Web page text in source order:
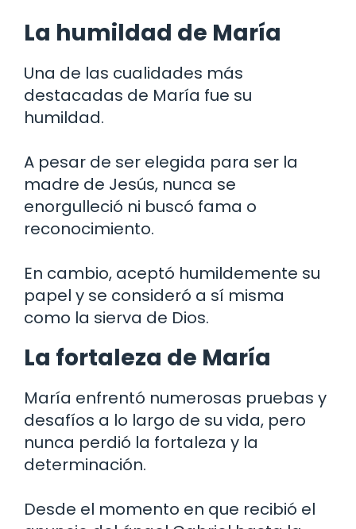
La humildad de María
Una de las cualidades más
destacadas de María fue su
humildad.
A pesar de ser elegida para ser la
madre de Jesús, nunca se
enorgulleció ni buscó fama o
reconocimiento.
En cambio, aceptó humildemente su
papel y se consideró a sí misma
como la sierva de Dios.
La fortaleza de María
María enfrentó numerosas pruebas y
desafíos a lo largo de su vida, pero
nunca perdió la fortaleza y la
determinación.
Desde el momento en que recibió el